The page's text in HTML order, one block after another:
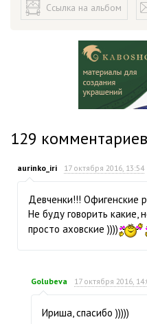
Ссылка на альбом
129 комментариев
aurinko_iri 17 октября 2016, 13:54
Девченки!!! Офигенские
Не буду говорить какие,
просто аховские ))))
Golubeva 17 октября 2016,
Ириша, спасибо )))))